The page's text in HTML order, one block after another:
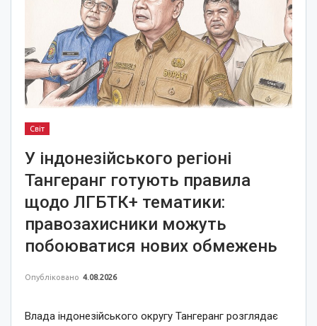
Світ
У індонезійського регіоні
Тангеранг готують правила
щодо ЛГБТК+ тематики:
правозахисники можуть
побоюватися нових обмежень
Опубліковано 4.08.2026
Влада індонезійського округу Тангеранг розглядає